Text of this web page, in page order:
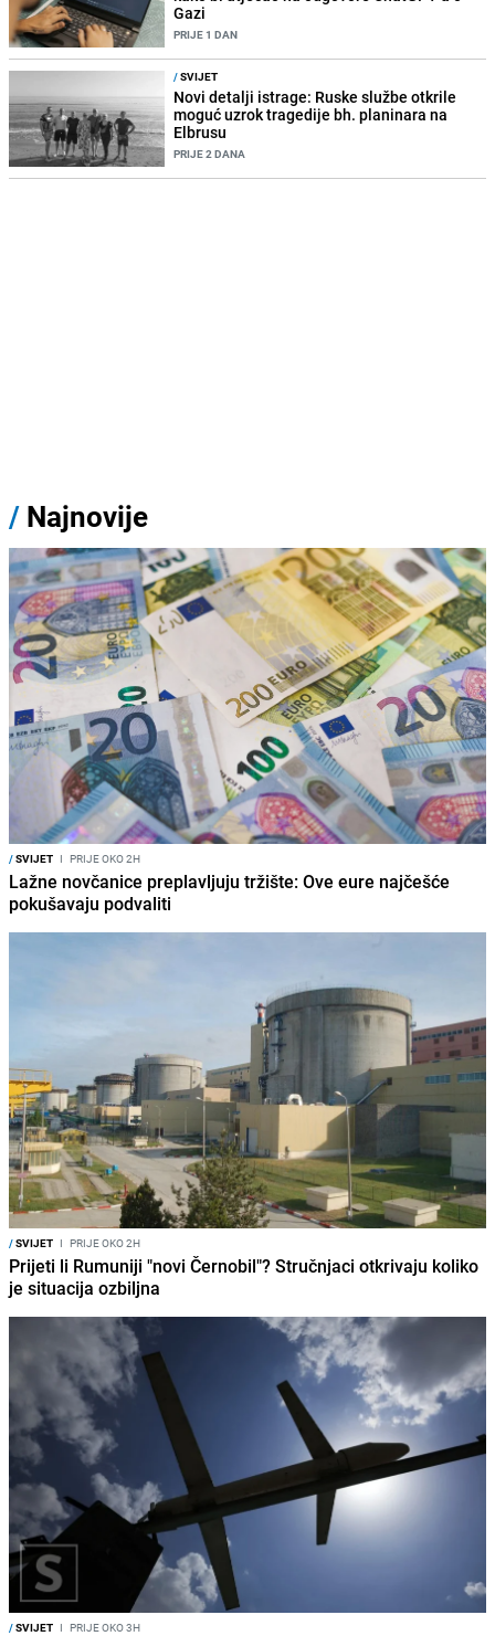
Gazi
PRIJE 1 DAN
/SVIJET
Novi detalji istrage: Ruske službe otkrile
moguć uzrok tragedije bh. planinara na
Elbrusu
PRIJE 2 DANA
/ Najnovije
/SVIJET I PRIJE OKO 2H
Lažne novčanice preplavljuju tržište: Ove eure najčešće
pokušavaju podvaliti
/SVIJET I PRIJE OKO 2H
Prijeti li Rumuniji "novi Černobil"? Stručnjaci otkrivaju koliko
je situacija ozbiljna
/SVIJET I PRIJE OKO 3H